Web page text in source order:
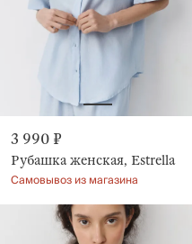
3 990 ₽
Рубашка женская, Estrella
Самовывоз из магазина